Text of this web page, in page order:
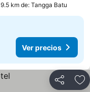
km de: Tangga Batu
Ver precios
Compartir